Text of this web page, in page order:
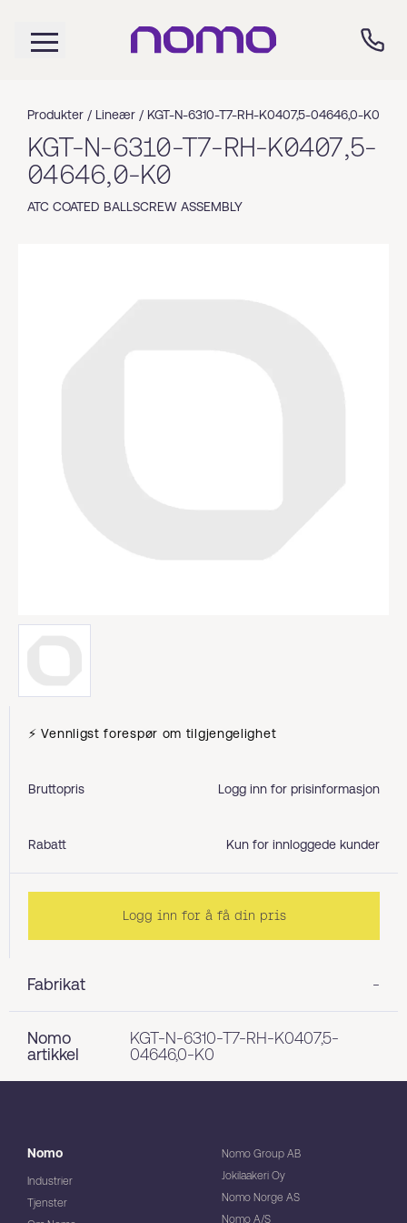
Produkter / Lineær / KGT-N-6310-T7-RH-K0407,5-04646,0-K0
KGT-N-6310-T7-RH-K0407,5-
04646,0-K0
ATC COATED BALLSCREW ASSEMBLY
Fabrikat -
Nomo
artikkel
KGT-N-6310-T7-RH-K0407,5-
04646,0-K0
⚡ Vennligst forespør om tilgjengelighet
Bruttopris Logg inn for prisinformasjon
Rabatt Kun for innloggede kunder
Logg inn for å få din pris
Nomo
Industrier
Tjenster
Nomo Group AB
Jokilaakeri Oy
Nomo Norge AS
Nomo A/S